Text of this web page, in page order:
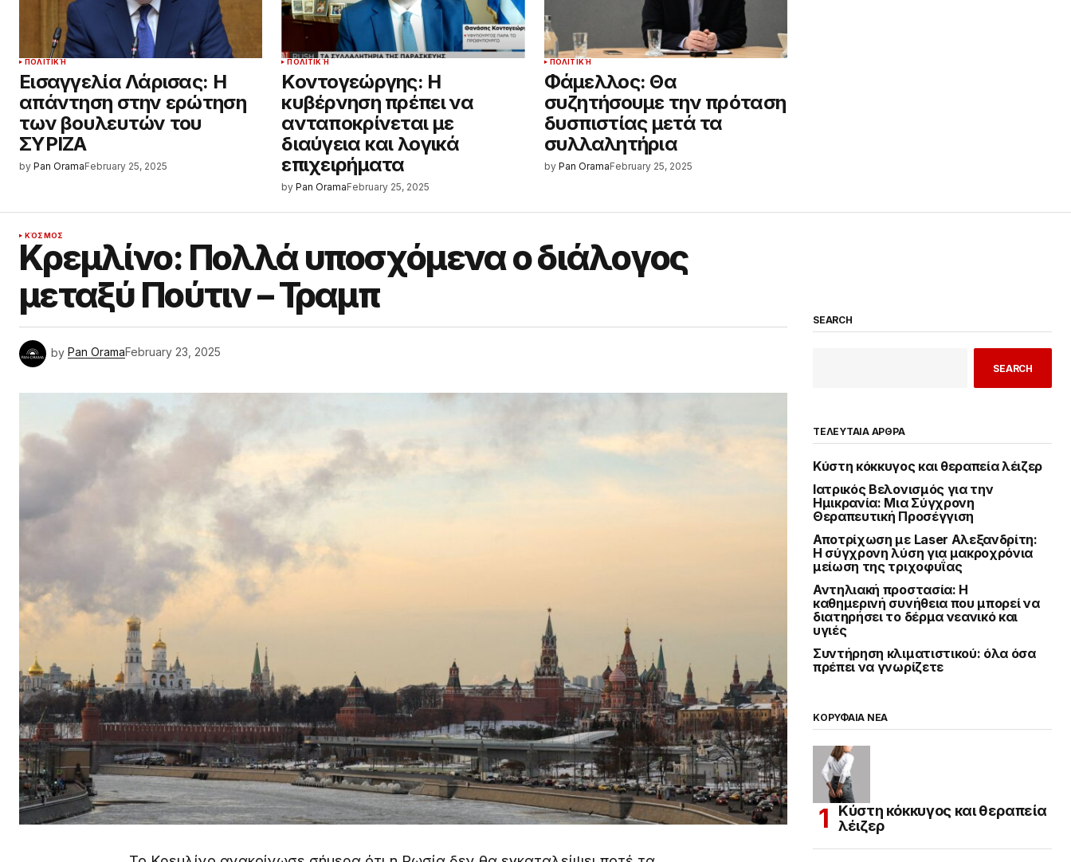
ΠΟΛΙΤΙΚΉ
Εισαγγελία Λάρισας: Η
απάντηση στην ερώτηση
των βουλευτών του
ΣΥΡΙΖΑ
by Pan OramaFebruary 25, 2025
ΠΟΛΙΤΙΚΉ
Κοντογεώργης: Η
κυβέρνηση πρέπει να
ανταποκρίνεται με
διαύγεια και λογικά
επιχειρήματα
by Pan OramaFebruary 25, 2025
ΠΟΛΙΤΙΚΉ
Φάμελλος: Θα
συζητήσουμε την πρόταση
δυσπιστίας μετά τα
συλλαλητήρια
by Pan OramaFebruary 25, 2025
ΚΌΣΜΟΣ
Κρεμλίνο: Πολλά υποσχόμενα ο διάλογος
μεταξύ Πούτιν – Τραμπ
by Pan OramaFebruary 23, 2025
SEARCH
SEARCH
ΤΕΛΕΥΤΑΙΑ ΑΡΘΡΑ
Κύστη κόκκυγος και θεραπεία λέιζερ
Ιατρικός Βελονισμός για την
Ημικρανία: Μια Σύγχρονη
Θεραπευτική Προσέγγιση
Αποτρίχωση με Laser Αλεξανδρίτη:
Η σύγχρονη λύση για μακροχρόνια
μείωση της τριχοφυΐας
Αντηλιακή προστασία: Η
καθημερινή συνήθεια που μπορεί να
διατηρήσει το δέρμα νεανικό και
υγιές
Συντήρηση κλιματιστικού: όλα όσα
πρέπει να γνωρίζετε
ΚΟΡΥΦΑΙΑ ΝΕΑ
Κύστη κόκκυγος και θεραπεία
λέιζερ